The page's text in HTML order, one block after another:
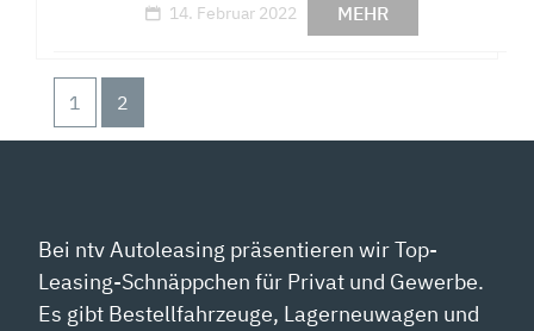
14. Februar 2022 MEHR
1 2
Bei ntv Autoleasing präsentieren wir Top-
Leasing-Schnäppchen für Privat und Gewerbe.
Es gibt Bestellfahrzeuge, Lagerneuwagen und